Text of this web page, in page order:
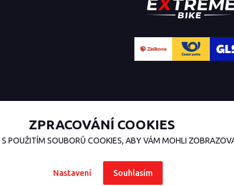
ZPRACOVÁNÍ COOKIES
S POUŽITÍM SOUBORŮ COOKIES, ABY VÁM MOHLI
Nastavení Souhlasím